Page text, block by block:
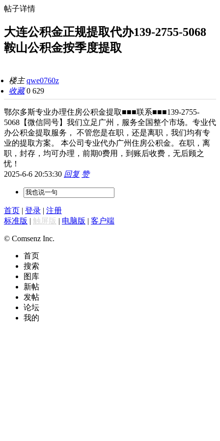
帖子详情
大连公积金正规提取代办139-2755-5068
鞍山公积金按季度提取
楼主qwe0760z
收藏 0 629
鄂尔多斯专业办理住房公积金提取■■■联系■■■139-2755-
5068【微信同号】我们立足广州，服务全国整个市场。专业代
办公积金提取服务， 不管您是在职，还是离职，我们均有专
业的提取方案。 本公司专业代办广州住房公积金。在职，离
职，封存，均可办理，前期0费用，到账后收费，无后顾之
忧！
2025-6-6 20:53:30 回复 赞
首页 | 登录 | 注册
标准版 | 触屏版 | 电脑版 | 客户端
© Comsenz Inc.
首页
搜索
图库
新帖
发帖
论坛
我的